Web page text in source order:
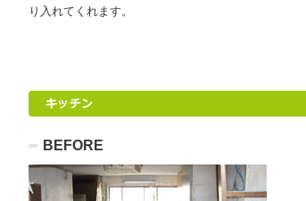
り入れてくれます。
BEFORE